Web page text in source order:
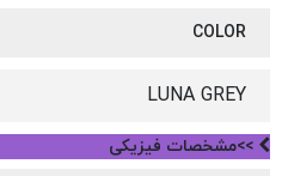
COLOR
LUNA GREY
>>مشخصات فیزیکی